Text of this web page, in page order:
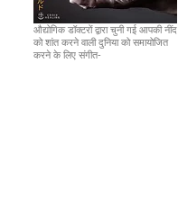
औद्योगिक डॉक्टरों द्वारा चुनी गई आपकी नींद
को शांत करने वाली दुनिया को समायोजित
करने के लिए संगीत-